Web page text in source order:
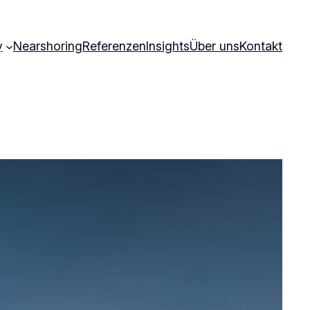
NearshoringReferenzenInsightsÜber unsKontakt